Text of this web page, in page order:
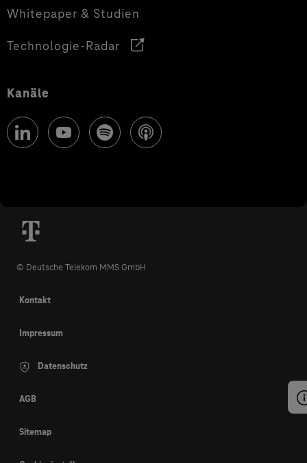
Whitepaper & Studien
Technologie-Radar
Kanäle
© Deutsche Telekom MMS GmbH
Kontakt
Impressum
Datenschutz
AGB
Sitemap